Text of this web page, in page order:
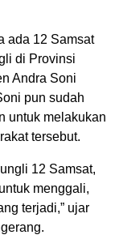
ada 12 Samsat
di Provinsi
Andra Soni
pun sudah
untuk melakukan
tersebut.
12 Samsat,
menggali,
terjadi,” ujar